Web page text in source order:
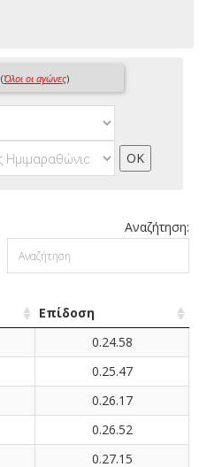
(Όλοι οι αγώνες)
Αναζήτηση:
Επίδοση
0.24.58
0.25.47
0.26.17
0.26.52
0.27.15